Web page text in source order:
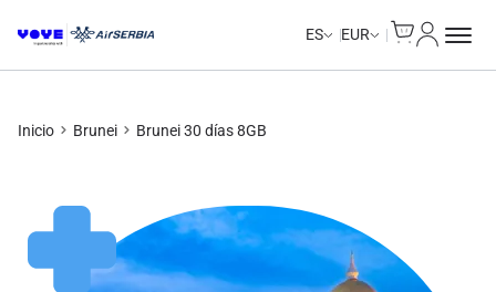
ES EUR
Inicio Brunei Brunei 30 días 8GB